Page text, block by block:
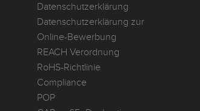
Datenschutzerklärung
Datenschutzerklärung zur
Online-Bewerbung
REACH Verordnung
RoHS-Richtlinie
Compliance
POP